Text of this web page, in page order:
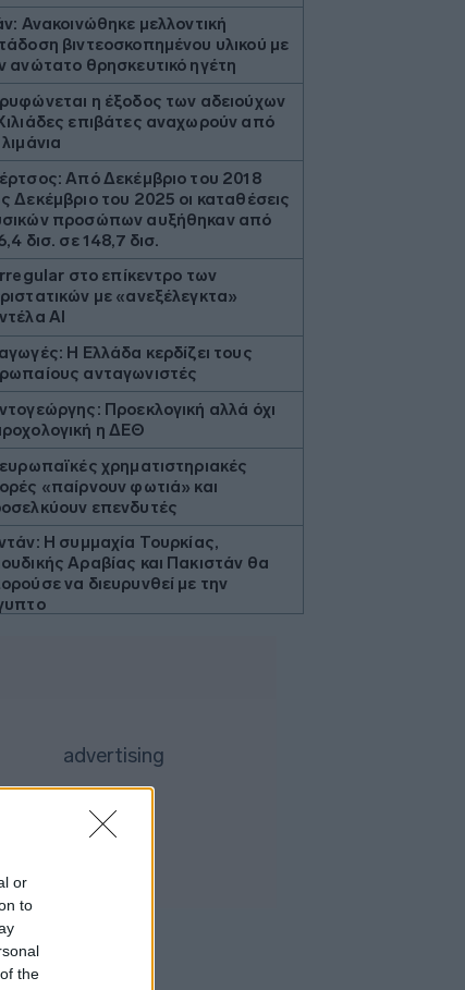
or
to
the
Ανακοινώθηκε μελλοντική
βιντεοσκοπημένου υλικού με
ανώτατο θρησκευτικό ηγέτη
η έξοδος των αδειούχων
επιβάτες αναχωρούν από
Από Δεκέμβριο του 2018
Δεκέμβριο του 2025 οι καταθέσεις
προσώπων αυξήθηκαν από
δισ. σε 148,7 δισ.
στο επίκεντρο των
με «ανεξέλεγκτα»
AI
Η Ελλάδα κερδίζει τους
ανταγωνιστές
Προεκλογική αλλά όχι
η ΔΕΘ
χρηματιστηριακές
«παίρνουν φωτιά» και
επενδυτές
Η συμμαχία Τουρκίας,
Αραβίας και Πακιστάν θα
να διευρυνθεί με την
Έτοιμη να γίνει ο μεγαλύτερος
Πώς Παγκράτι, Μετς, Νέος
αναδεικνύονται σε hot αστικές
Το δημογραφικό δεν
να περιμένει
τραυματίες αστυνομικοί της ΔΙΑΣ
στο Λαγονήσι